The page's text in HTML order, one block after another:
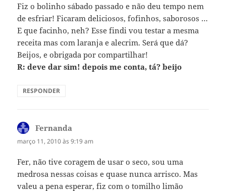
Fiz o bolinho sábado passado e não deu tempo nem
de esfriar! Ficaram deliciosos, fofinhos, saborosos …
E que facinho, neh? Esse findi vou testar a mesma
receita mas com laranja e alecrim. Será que dá?
Beijos, e obrigada por compartilhar!
R: deve dar sim! depois me conta, tá? beijo
RESPONDER
Fernanda
março 11, 2010 às 9:19 am
Fer, não tive coragem de usar o seco, sou uma
medrosa nessas coisas e quase nunca arrisco. Mas
valeu a pena esperar, fiz com o tomilho limão